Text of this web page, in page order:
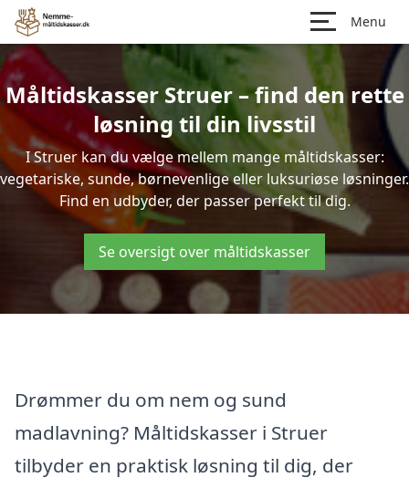
Menu
Måltidskasser Struer – find den rette
løsning til din livsstil
I Struer kan du vælge mellem mange måltidskasser:
vegetariske, sunde, børnevenlige eller luksuriøse løsninger.
Find en udbyder, der passer perfekt til dig.
Se oversigt over måltidskasser
Drømmer du om nem og sund
madlavning? Måltidskasser i Struer
tilbyder en praktisk løsning til dig, der